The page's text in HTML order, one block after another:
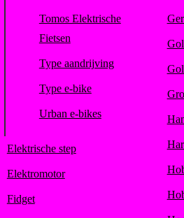
Tomos Elektrische
Fietsen
Type aandrijving
Type e-bike
Urban e-bikes
Elektrische step
Elektromotor
Fidget